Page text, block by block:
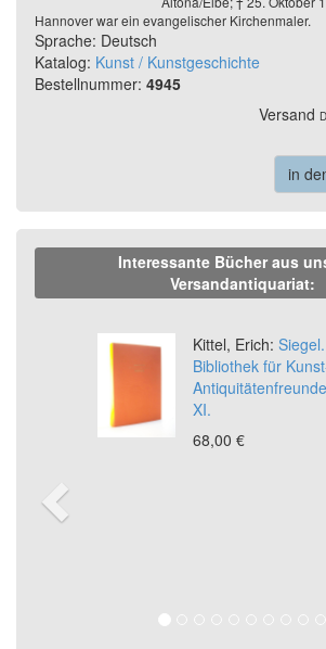
Hannover war ein evangelischer Kirchenmaler.
Sprache: Deutsch
Katalog: Kunst / Kunstgeschichte
Bestellnummer: 4945
Versand
in
Interessante Bücher aus
Versandantiquariat:
Kittel, Erich: Siegel.
Bibliothek für
XI.
68,00 €
Previous